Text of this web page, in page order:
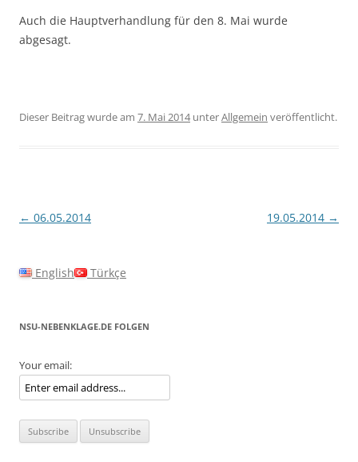
Auch die Hauptverhandlung für den 8. Mai wurde
abgesagt.
Dieser Beitrag wurde am 7. Mai 2014unterAllgemein veröffentlicht.
Beitragsnavigation
← 06.05.2014 19.05.2014 →
English Türkçe
NSU-NEBENKLAGE.DE FOLGEN
Your email: